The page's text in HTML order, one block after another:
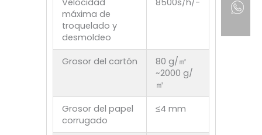
Velocidad
máxima de
troquelado y
desmoldeo
8500s/h/-
Grosor del cartón
80 g/㎡
~2000 g/
㎡
Grosor del papel
corrugado
≤4 mm